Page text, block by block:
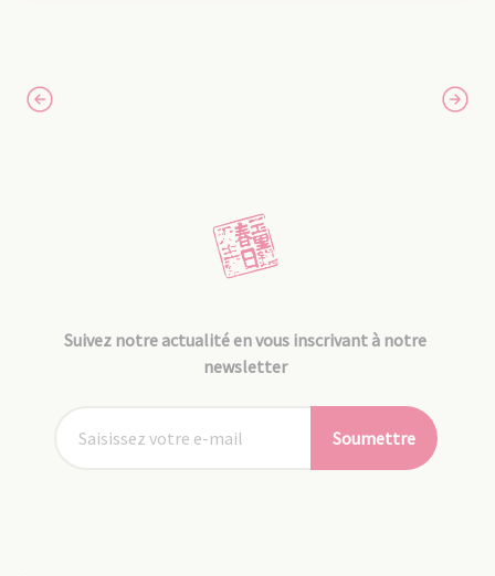
Suivez notre actualité en vous inscrivant à notre
newsletter
Soumettre